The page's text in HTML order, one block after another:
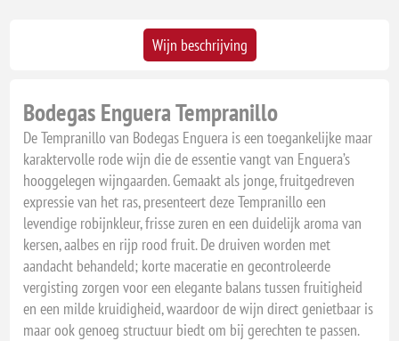
Wijn beschrijving
Bodegas Enguera Tempranillo
De Tempranillo van Bodegas Enguera is een toegankelijke maar
karaktervolle rode wijn die de essentie vangt van Enguera’s
hooggelegen wijngaarden. Gemaakt als jonge, fruitgedreven
expressie van het ras, presenteert deze Tempranillo een
levendige robijnkleur, frisse zuren en een duidelijk aroma van
kersen, aalbes en rijp rood fruit. De druiven worden met
aandacht behandeld; korte maceratie en gecontroleerde
vergisting zorgen voor een elegante balans tussen fruitigheid
en een milde kruidigheid, waardoor de wijn direct genietbaar is
maar ook genoeg structuur biedt om bij gerechten te passen.